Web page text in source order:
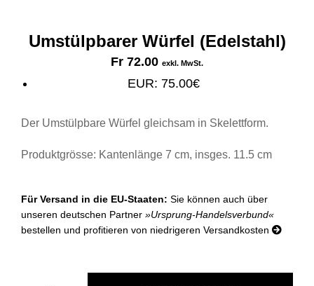
Umstülpbarer Würfel (Edelstahl)
Fr 72.00 exkl. MwSt.
EUR: 75.00€
Der Umstülpbare Würfel gleichsam in Skelettform.
Produktgrösse: Kantenlänge 7 cm, insges. 11.5 cm
Für Versand in die EU-Staaten: Sie können auch über
unseren deutschen Partner »Ursprung-Handelsverbund«
bestellen und profitieren von niedrigeren Versandkosten